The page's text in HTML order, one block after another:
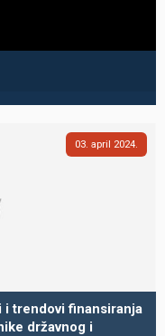
03 april 2024
i trendovi finansiranja
državnog i